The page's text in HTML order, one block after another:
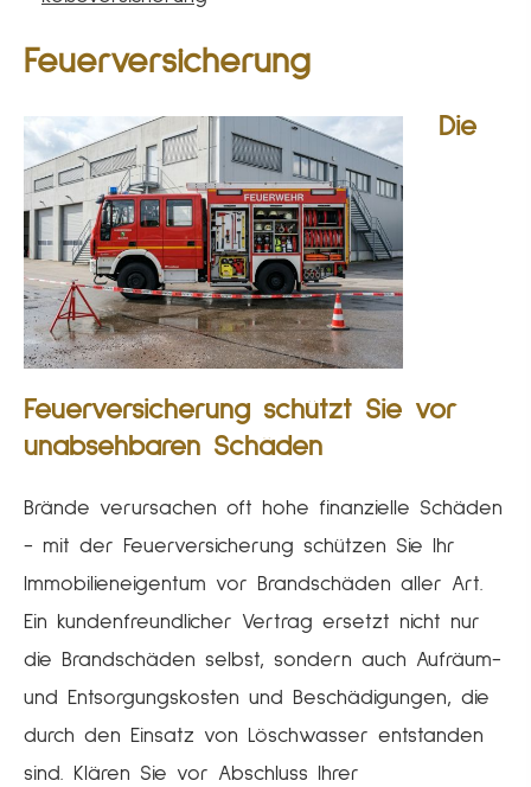
Feuerversicherung
Die
Feuerversicherung schützt Sie vor
unabsehbaren Schäden
Brände verursachen oft hohe finanzielle Schäden
- mit der Feuerversicherung schützen Sie Ihr
Immobilieneigentum vor Brandschäden aller Art.
Ein kundenfreundlicher Vertrag ersetzt nicht nur
die Brandschäden selbst, sondern auch Aufräum-
und Entsorgungskosten und Beschädigungen, die
durch den Einsatz von Löschwasser entstanden
sind. Klären Sie vor Abschluss Ihrer